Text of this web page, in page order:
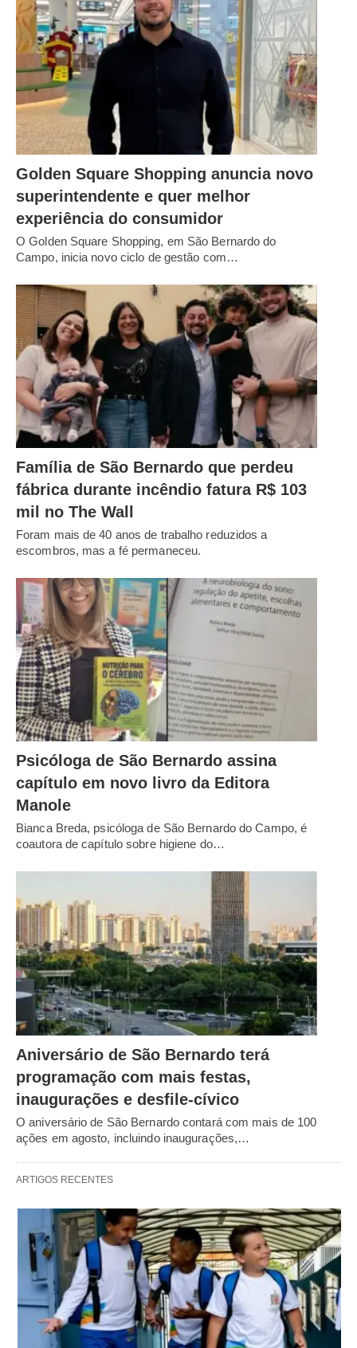
Golden Square Shopping anuncia novo
superintendente e quer melhor
experiência do consumidor
O Golden Square Shopping, em São Bernardo do
Campo, inicia novo ciclo de gestão com…
Família de São Bernardo que perdeu
fábrica durante incêndio fatura R$ 103
mil no The Wall
Foram mais de 40 anos de trabalho reduzidos a
escombros, mas a fé permaneceu.
Psicóloga de São Bernardo assina
capítulo em novo livro da Editora
Manole
Bianca Breda, psicóloga de São Bernardo do Campo, é
coautora de capítulo sobre higiene do…
Aniversário de São Bernardo terá
programação com mais festas,
inaugurações e desfile-cívico
O aniversário de São Bernardo contará com mais de 100
ações em agosto, incluindo inaugurações,…
ARTIGOS RECENTES